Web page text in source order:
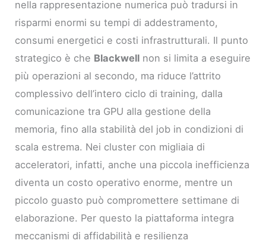
nella rappresentazione numerica può tradursi in
risparmi enormi su tempi di addestramento,
consumi energetici e costi infrastrutturali. Il punto
strategico è che Blackwell non si limita a eseguire
più operazioni al secondo, ma riduce l’attrito
complessivo dell’intero ciclo di training, dalla
comunicazione tra GPU alla gestione della
memoria, fino alla stabilità del job in condizioni di
scala estrema. Nei cluster con migliaia di
acceleratori, infatti, anche una piccola inefficienza
diventa un costo operativo enorme, mentre un
piccolo guasto può compromettere settimane di
elaborazione. Per questo la piattaforma integra
meccanismi di affidabilità e resilienza